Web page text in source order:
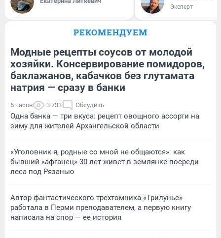
Эксперт
РЕКОМЕНДУЕМ
Модные рецепты соусов от молодой
хозяйки. Консервирование помидоров,
баклажанов, кабачков без глутамата
натрия — сразу в банки
6 часов 3 733 Обсудить
Одна банка — три вкуса: рецепт овощного ассорти на
зиму для жителей Архангельской области
«Уголовник я, родные со мной не общаются»: как
бывший «афганец» 30 лет живет в землянке посреди
леса под Рязанью
Автор фантастического трехтомника «Трилунье»
работала в Перми преподавателем, а первую книгу
написала на спор — ее история